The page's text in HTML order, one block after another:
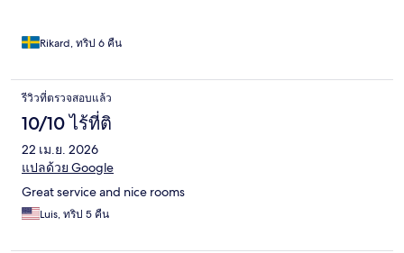
Rikard, ทริป 6 คืน
รีวิวที่ตรวจสอบแล้ว
10/10 ไร้ที่ติ
22 เม.ย. 2026
แปลด้วย Google
Great service and nice rooms
Luis, ทริป 5 คืน